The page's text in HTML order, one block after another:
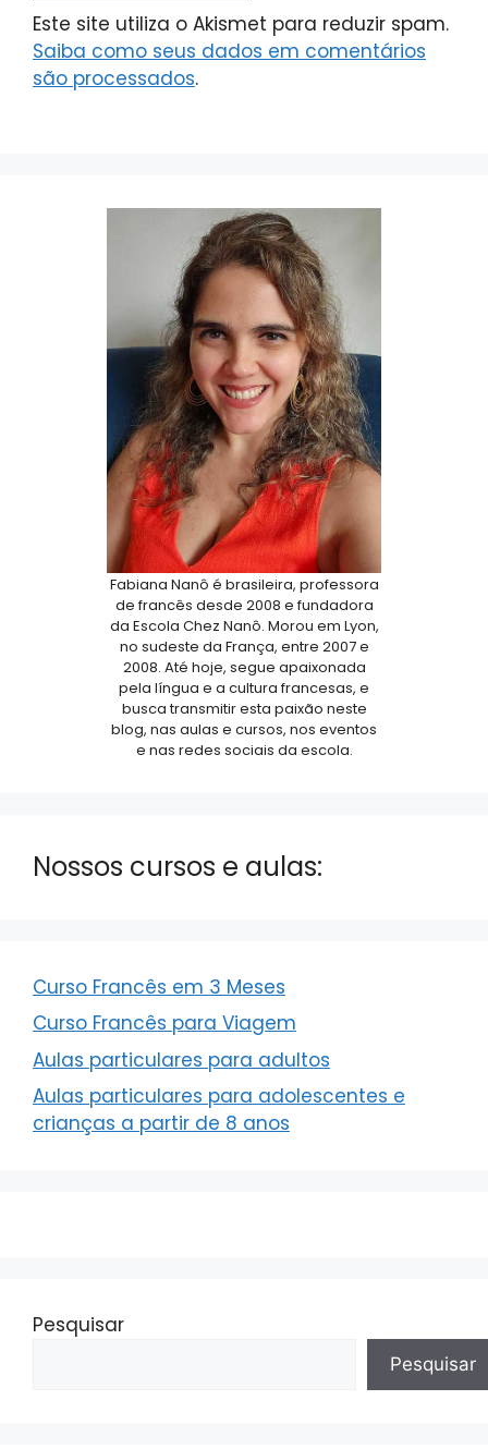
Este site utiliza o Akismet para reduzir spam.
Saiba como seus dados em comentários
são processados.
Fabiana Nanô é brasileira, professora
de francês desde 2008 e fundadora
da Escola Chez Nanô. Morou em Lyon,
no sudeste da França, entre 2007 e
2008. Até hoje, segue apaixonada
pela língua e a cultura francesas, e
busca transmitir esta paixão neste
blog, nas aulas e cursos, nos eventos
e nas redes sociais da escola.
Nossos cursos e aulas:
Curso Francês em 3 Meses
Curso Francês para Viagem
Aulas particulares para adultos
Aulas particulares para adolescentes e
crianças a partir de 8 anos
Pesquisar
Pesquisar